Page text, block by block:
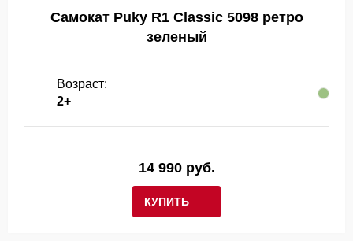
Самокат Puky R1 Classic 5098 ретро
зеленый
Возраст:
2+
КУПИТЬ
14 990 руб.